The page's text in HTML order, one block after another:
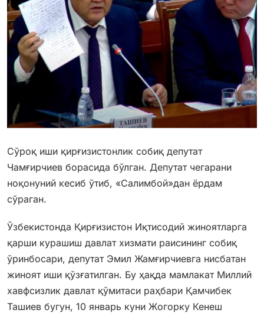
Сўроқ иши қирғизистонлик собиқ депутат
Чамғирчиев борасида бўлган. Депутат чегарани
ноқонуний кесиб ўтиб, «Салимбой»дан ёрдам
сўраган.
Ўзбекистонда Қирғизистон Иқтисодий жиноятларга
қарши курашиш давлат хизмати раисининг собиқ
ўринбосари, депутат Эмил Жамғирчиевга нисбатан
жиноят иши қўзғатилган. Бу ҳақда мамлакат Миллий
хавфсизлик давлат қўмитаси раҳбари Қамчибек
Ташиев бугун, 10 январь куни Жогорку Кенеш